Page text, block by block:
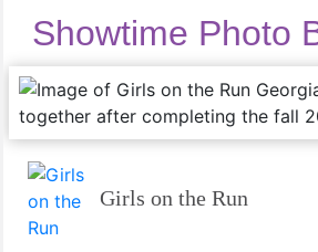
Showtime Photo
Girls on the Run